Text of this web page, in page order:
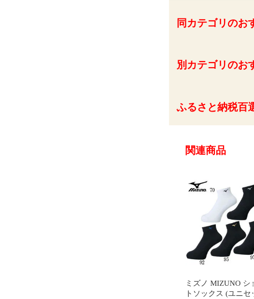
同カテゴリのお
別カテゴリのお
ふるさと納税百
関連商品
ミズノ MIZUNO シ
トソックス (ユニセ